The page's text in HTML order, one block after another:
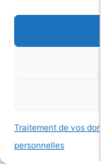
Traitement de vos
personnelles
17
surtout
sera
d’être